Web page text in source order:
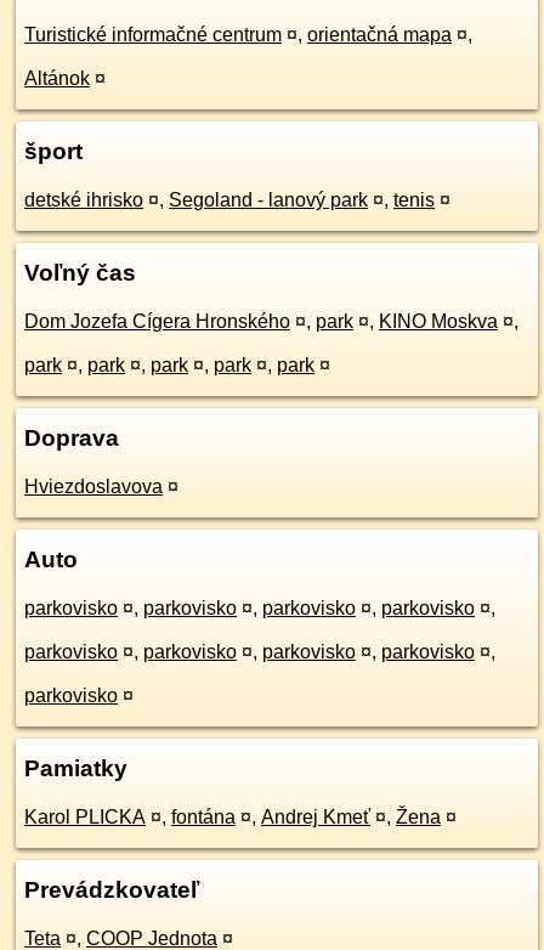
Turistické informačné centrum ¤, orientačná mapa ¤,
Altánok ¤
šport
detské ihrisko ¤, Segoland - lanový park ¤, tenis ¤
Voľný čas
Dom Jozefa Cígera Hronského ¤, park ¤, KINO Moskva ¤,
park ¤, park ¤, park ¤, park ¤, park ¤
Doprava
Hviezdoslavova ¤
Auto
parkovisko ¤, parkovisko ¤, parkovisko ¤, parkovisko ¤,
parkovisko ¤, parkovisko ¤, parkovisko ¤, parkovisko ¤,
parkovisko ¤
Pamiatky
Karol PLICKA ¤, fontána ¤, Andrej Kmeť ¤, Žena ¤
Prevádzkovateľ
Teta ¤, COOP Jednota ¤